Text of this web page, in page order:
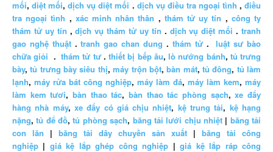
mối,diệt mối,dịch vụ diệt mối . dịch vụ điều tra ngoại tình ,điều
tra ngoại tình , xác minh nhân thân , thám tử uy tín , công ty
thám tử uy tín ,dịch vụ thám tử uy tín . dịch vụ diệt mối .tranh
gao nghệ thuật.tranh gao chan dung . thám tử.luật sư bào
chữa giỏi .thám tử tư.thiết bị bếp âu,lò nướng bánh, tủ trưng
bày,tủ trưng bày siêu thị,máy trộn bột,bàn mát, tủ đông, tủ làm
lạnh, máy rửa bát công nghiệp, máy làm đá, máy làm kem, máy
làm kem tươi,bàn thao tác,bàn thao tác phòng sạch,xe đẩy
hàng nhà máy, xe đẩy có giá chịu nhiệt, kệ trung tải, kệ hạng
nặng,tủ để đồ,tủ phòng sạch, băng tải lưới chịu nhiệt| băng tải
con lăn | băng tải dây chuyền sản xuất | băng tải công
nghiệp | giá kệ lắp ghép công nghiệp |giá kệ lắp ráp công